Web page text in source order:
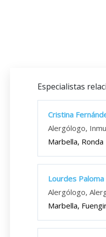
Especialistas
Cristina
Alergólogo,
Marbella, Ronda
Lourdes
Alergólogo,
Marbella,